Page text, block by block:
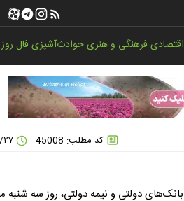
اقتصادیفرهنگی و هنریحوادثآشپزیفال روز
کد مطلب: 45008 ۱۴۰۳/۱۲/۲۷ ۱۲:۳۱:۱۸